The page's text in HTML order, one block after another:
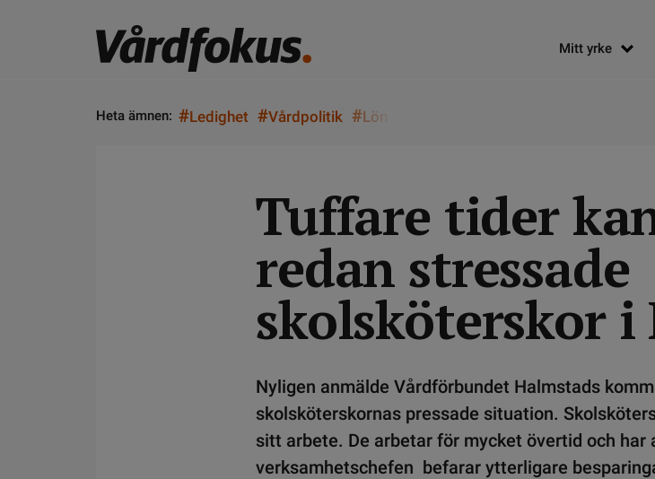
Mitt yrke
Heta ämnen: #Ledighet #Vårdpolitik #Lön
Tuffare tider
redan stressade
skolsköterskor i
Nyligen anmälde Vårdförbundet Halmstads
skolsköterskornas pressade situation.
sitt arbete. De arbetar för mycket övertid och
verksamhetschefen befarar ytterligare